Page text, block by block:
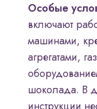
Особые
включают
машинами,
агрегатами,
шоколада. В